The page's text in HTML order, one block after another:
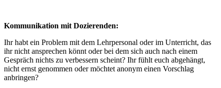
Kommunikation mit Dozierenden:
Ihr habt ein Problem mit dem Lehrpersonal oder im Unterricht, das
ihr nicht ansprechen könnt oder bei dem sich auch nach einem
Gespräch nichts zu verbessern scheint? Ihr fühlt euch abgehängt,
nicht ernst genommen oder möchtet anonym einen Vorschlag
anbringen?